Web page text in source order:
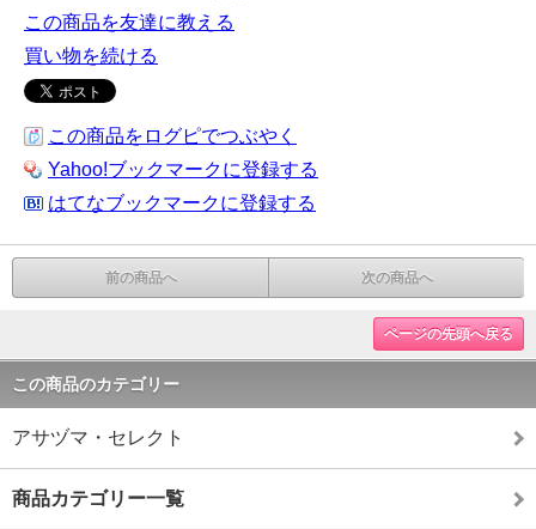
この商品を友達に教える
買い物を続ける
この商品をログピでつぶやく
Yahoo!ブックマークに登録する
はてなブックマークに登録する
前の商品へ 次の商品へ
ページの先頭へ戻る
この商品のカテゴリー
アサヅマ・セレクト
商品カテゴリー一覧